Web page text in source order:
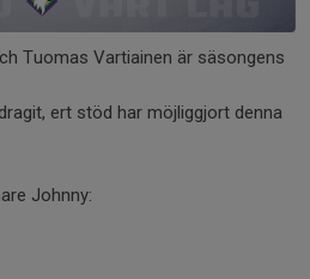
Tuomas Vartiainen är säsongens
ert stöd har möjliggjort denna
Johnny: